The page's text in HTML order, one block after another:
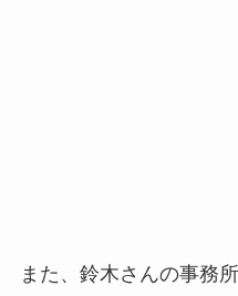
また、鈴木さんの事務